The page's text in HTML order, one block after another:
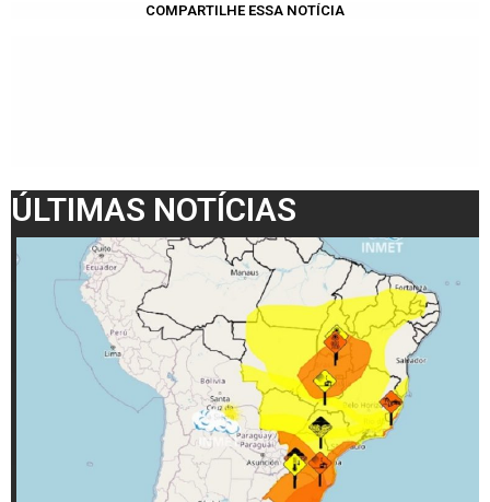
COMPARTILHE ESSA NOTÍCIA
ÚLTIMAS NOTÍCIAS